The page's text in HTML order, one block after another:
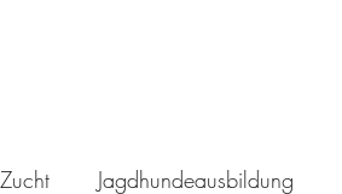
Zucht Jagdhundeausbildung